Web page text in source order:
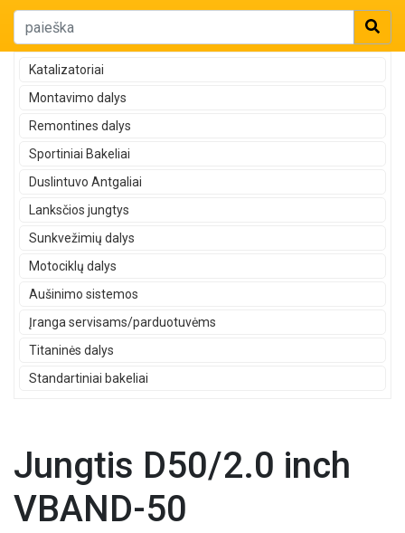
Katalizatoriai
Montavimo dalys
Remontines dalys
Sportiniai Bakeliai
Duslintuvo Antgaliai
Lanksčios jungtys
Sunkvežimių dalys
Motociklų dalys
Aušinimo sistemos
Įranga servisams/parduotuvėms
Titaninės dalys
Standartiniai bakeliai
Jungtis D50/2.0 inch
VBAND-50